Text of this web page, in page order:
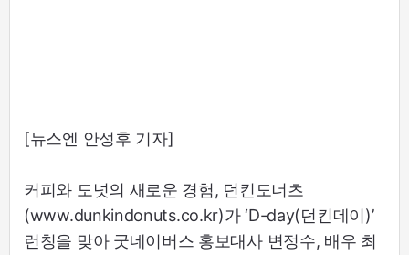
[뉴스엔 안성후 기자]
커피와 도넛의 새로운 경험, 던킨도너츠
(www.dunkindonuts.co.kr)가 ‘D-day(던킨데이)’
런칭을 맞아 굿네이버스 홍보대사 변정수, 배우 최